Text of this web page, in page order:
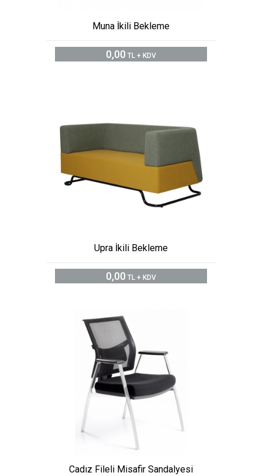
Muna İkili Bekleme
0,00 TL + KDV
Upra İkili Bekleme
0,00 TL + KDV
Cadız Fileli Misafir Sandalyesi